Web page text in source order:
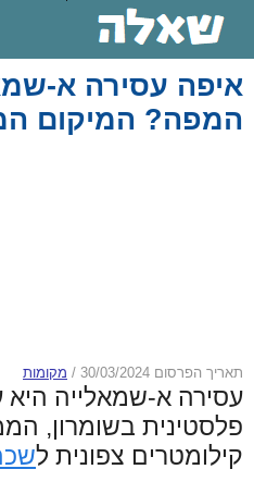
איפה עסירה א-
המפה? המיקום
תאריך הפרסום 30/03/2024 / מקומות
עסירה א-שמאלייה היא
פלסטינית בשומרון,
קילומטרים צפונית ל